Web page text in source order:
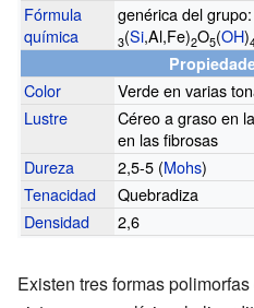
Fórmula
química
genérica del
3(Si,Al,Fe)2O5(OH)
Color
Verde en varias
Lustre
Céreo a graso en
en las fibrosas
Dureza
2,5-5 (Mohs)
Tenacidad
Quebradiza
Densidad
2,6
Existen tres formas